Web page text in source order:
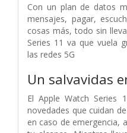
Con un plan de datos
mensajes, pagar,
cosas más, todo sin
Series 11 va que vuela
las redes 5G
Un salvavidas
El Apple Watch Series
novedades que cuidan
en caso de emergencia,